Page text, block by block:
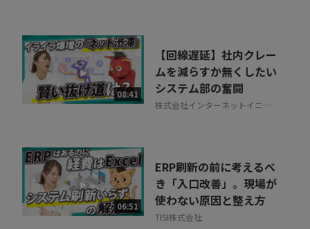
08:41
【回線遅延】社内クレー
ムを減らすか無くしたい
システム部の奮闘
株式会社インターネットイニシ
06:51
ERP刷新の前に考えるべ
き「入口改善」。現場が
使わない原因と整え方
TISI株式会社